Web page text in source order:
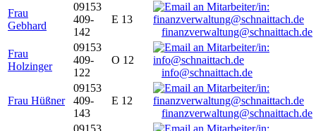
Frau
Gebhard
09153
409-
142
E 13
finanzverwaltung@schnaittach.de
Frau
Holzinger
09153
409-
122
O 12
info@schnaittach.de
Frau Hüßner
09153
409-
143
E 12
finanzverwaltung@schnaittach.de